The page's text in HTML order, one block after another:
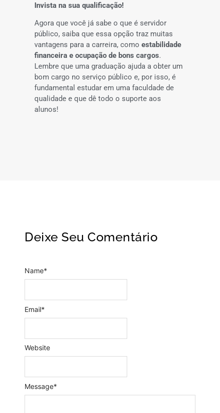
Invista na sua qualificação!
Agora que você já sabe o que é servidor
público, saiba que essa opção traz muitas
vantagens para a carreira, como estabilidade
financeira e ocupação de bons cargos.
Lembre que uma graduação ajuda a obter um
bom cargo no serviço público e, por isso, é
fundamental estudar em uma faculdade de
qualidade e que dê todo o suporte aos
alunos!
Deixe Seu Comentário
Message*
Name*
Email*
Website